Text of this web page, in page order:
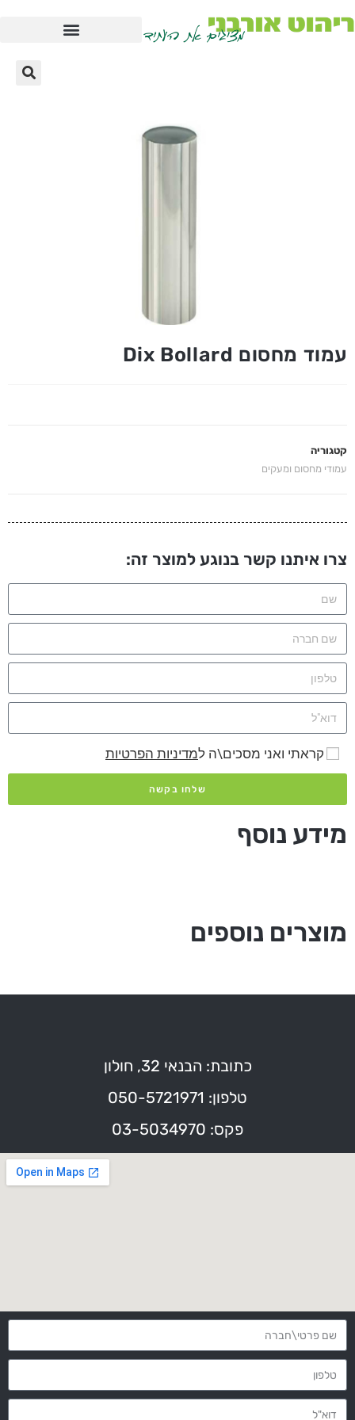
עמוד מחסום Dix Bollard
קטגוריה
עמודי מחסום ומעקים
צרו איתנו קשר בנוגע למוצר זה:
קראתי ואני מסכים\ה למדיניות הפרטיות
שלחו בקשה
מידע נוסף
מוצרים נוספים
כתובת: הבנאי 32, חולון
טלפון: 050-5721971
פקס: 03-5034970